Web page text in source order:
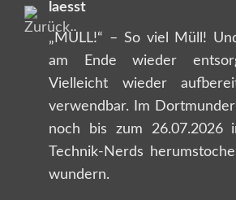
laesst
„MÜLL!“ – So viel Müll!
am Ende wieder
Vielleicht wieder
verwendbar. Im
noch bis zum 26.07.2026
Technik-Nerds
wundern.